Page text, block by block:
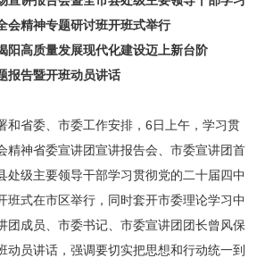
会精神专题研讨班开班式举行
高质量发展现代化建设迈上新台阶
告暨开班动员讲话
省委、市委工作安排，6日上午，学习贯
精神省委宣讲团宣讲报告会、市委宣讲团首
处级主要领导干部学习贯彻党的二十届四中
班式在市区举行，同时套开市委理论学习中
团成员、市委书记、市委宣讲团团长曾风保
动员讲话，强调要切实把思想和行动统一到